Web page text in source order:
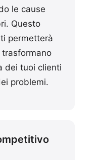
le cause
Questo
permetterà
dei tuoi clienti
problemi.